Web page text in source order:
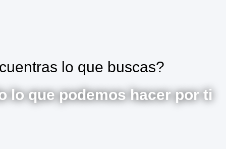
lo que buscas?
lo que podemos hacer por ti